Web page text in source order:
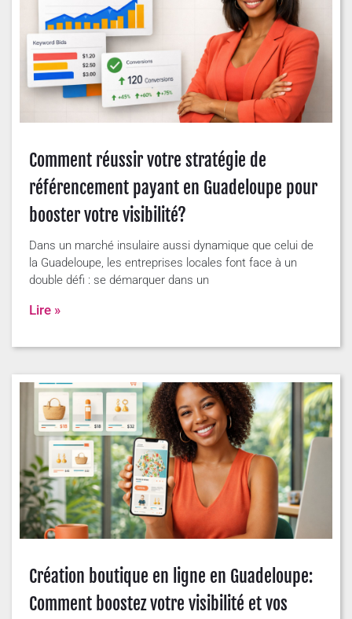
Comment réussir votre stratégie de
référencement payant en Guadeloupe pour
booster votre visibilité?
Dans un marché insulaire aussi dynamique que celui de
la Guadeloupe, les entreprises locales font face à un
double défi : se démarquer dans un
Lire »
Création boutique en ligne en Guadeloupe:
Comment boostez votre visibilité et vos